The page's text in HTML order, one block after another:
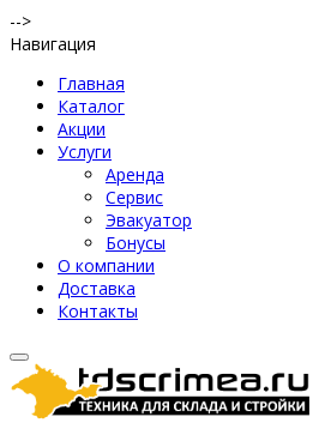
-->
Навигация
Главная
Каталог
Акции
Услуги
Аренда
Сервис
Эвакуатор
Бонусы
О компании
Доставка
Контакты